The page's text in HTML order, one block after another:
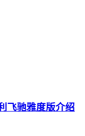
飞驰雅度版介绍